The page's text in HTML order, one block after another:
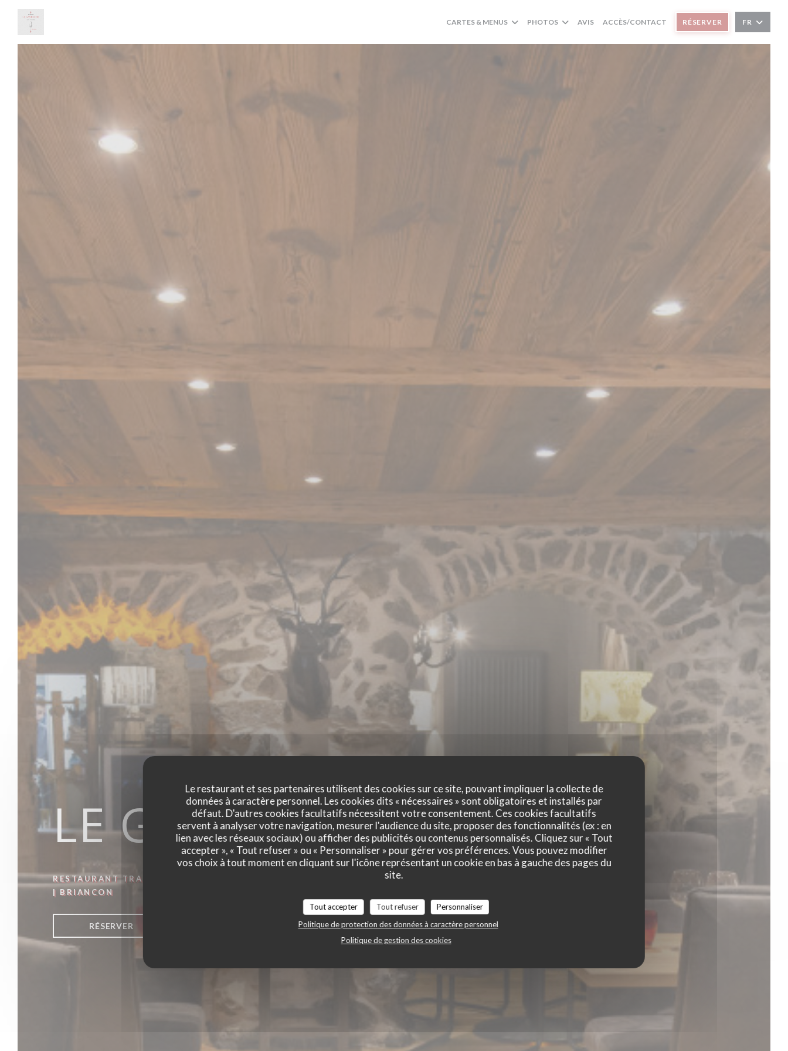
Personnalisation de vos choix en matière de cookies
Le restaurant et ses partenaires utilisent des cookies sur ce site, pouvant impliquer la collecte de
données à caractère personnel. Les cookies dits « nécessaires » sont obligatoires et installés par
défaut. D'autres cookies facultatifs nécessitent votre consentement. Ces cookies facultatifs
servent à analyser votre navigation, mesurer l'audience du site, proposer des fonctionnalités (ex : en
lien avec les réseaux sociaux) ou afficher des publicités ou contenus personnalisés. Cliquez sur « Tout
accepter », « Tout refuser » ou « Personnaliser » pour gérer vos préférences. Vous pouvez modifier
vos choix à tout moment en cliquant sur l'icône représentant un cookie en bas à gauche des pages du
site.
Tout accepter Tout refuser
Personnaliser
Politique de protection des données à caractère personnel
Politique de gestion des cookies
CARTES & MENUS PHOTOS AVIS ACCÈS/CONTACT RÉSERVER FR
LE GAVROCHE
RESTAURANT TRADITIONNEL
| BRIANCON
RÉSERVER